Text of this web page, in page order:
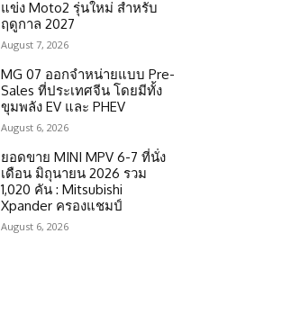
แข่ง Moto2 รุ่นใหม่ สำหรับ
ฤดูกาล 2027
August 7, 2026
MG 07 ออกจำหน่ายแบบ Pre-
Sales ที่ประเทศจีน โดยมีทั้ง
ขุมพลัง EV และ PHEV
August 6, 2026
ยอดขาย MINI MPV 6-7 ที่นั่ง
เดือน มิถุนายน 2026 รวม
1,020 คัน : Mitsubishi
Xpander ครองแชมป์
August 6, 2026